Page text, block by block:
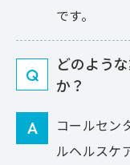
です。
Q
どのよう
か？
A
コールセン
ルヘルスケ